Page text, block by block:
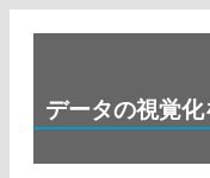
データの視覚